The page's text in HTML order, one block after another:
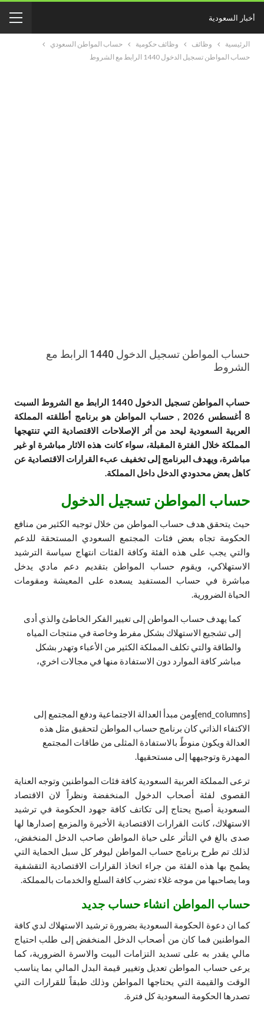
أخبار السعودية
الرئيسية وظائف وظائف حكومية
حساب المواطن السعودي
حساب المواطن تسجيل الدخول 1440 الرابط مع الشروط
حساب المواطن تسجيل الدخول 1440 الرابط مع
الشروط
حساب المواطن تسجيل الدخول 1440 الرابط مع الشروط السبت
8 أغسطس 2026 , حساب المواطن هو برنامج أطلقته المملكة
العربية السعودية ليحد من أثر الإصلاحات الاقتصادية التي تنتهجها
المملكة خلال الفترة المقبلة، سواء كانت هذه الاثار مباشرة او غير
مباشرة، ويهدف البرنامج إلى تخفيف عبء القرارات الاقتصادية عن
كاهل بعض محدودي الدخل داخل المملكة.
حساب المواطن تسجيل الدخول
حيث يتحقق هدف حساب المواطن من خلال توجيه الكثير من منافع
الحكومة تجاه بعض فئات المجتمع السعودي المستحقة للدعم
والتي يجب على هذه الفئة وكافة الفئات انتهاج سياسة الترشيد
الاستهلاكي، ويقوم حساب المواطن بتقديم دعم مادي يدخل
مباشرة في حساب المستفيد يسعده على المعيشة ومقومات
الحياة الضرورية.
كما يهدف حساب المواطن إلى تغيير الفكر الخاطئ والذي أدى
إلى تشجيع الاستهلاك بشكل مفرط وخاصة في منتجات المياه
والطاقة والتي تكلف المملكة الكثير من الأعباء وتهدر بشكل
مباشر كافة الموارد دون الاستفادة منها في مجالات اخري،
[end_columns]ومن مبدأ العدالة الاجتماعية ودفع المجتمع إلى
الاكتفاء الذاتي كان برنامج حساب المواطن لتحقيق مثل هذه
العدالة ويكون منوطً بالاستفادة المثلى من طاقات المجتمع
المهدرة وتوجيهها إلى مستحقيها.
ترعى المملكة العربية السعودية كافة فئات المواطنين وتوجه العناية
القصوى لفئة أصحاب الدخول المنخفضة ونظراً لان الاقتصاد
السعودية أصبح يحتاج إلى تكاتف كافة جهود الحكومة في ترشيد
الاستهلاك، كانت القرارات الاقتصادية الأخيرة والمزمع إصدارها لها
صدى بالغ في التأثر على حياة المواطن صاحب الدخل المنخفض،
لذلك تم طرح برنامج حساب المواطن ليوفر كل سبل الحماية التي
يطمح بها هذه الفئة من جراء اتخاذ القرارات الاقتصادية التقشفية
وما يصاحبها من موجه غلاء تضرب كافة السلع والخدمات بالمملكة.
حساب المواطن انشاء حساب جديد
كما ان دعوة الحكومة السعودية بضرورة ترشيد الاستهلاك لدي كافة
المواطنين فما كان من أصحاب الدخل المنخفض إلى طلب احتياج
مالي يقدر به على تسديد التزامات البيت والاسرة الضرورية، كما
يرعى حساب المواطن تعديل وتغيير قيمة البدل المالي بما يناسب
الوقت والقيمة التي يحتاجها المواطن وذلك طبقاً للقرارات التي
تصدرها الحكومة السعودية كل فترة.